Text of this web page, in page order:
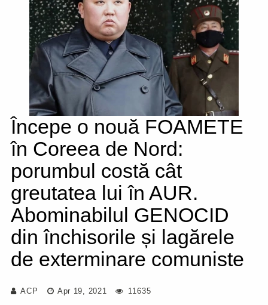
Începe o nouă FOAMETE
în Coreea de Nord:
porumbul costă cât
greutatea lui în AUR.
Abominabilul GENOCID
din închisorile și lagărele
de exterminare comuniste
ACP Apr 19, 2021 11635